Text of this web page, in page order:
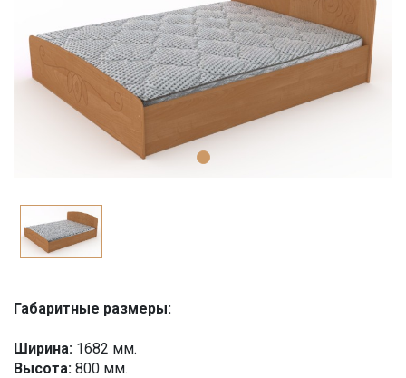
Габаритные размеры:
Ширина: 1682 мм.
Высота: 800 мм.